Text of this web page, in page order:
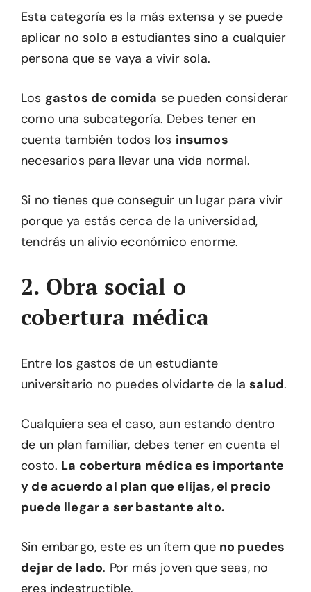
Esta categoría es la más extensa y se puede
aplicar no solo a estudiantes sino a cualquier
persona que se vaya a vivir sola.
Los gastos de comida se pueden considerar
como una subcategoría. Debes tener en
cuenta también todos los insumos
necesarios para llevar una vida normal.
Si no tienes que conseguir un lugar para vivir
porque ya estás cerca de la universidad,
tendrás un alivio económico enorme.
2. Obra social o
cobertura médica
Entre los gastos de un estudiante
universitario no puedes olvidarte de lasalud.
Cualquiera sea el caso, aun estando dentro
de un plan familiar, debes tener en cuenta el
costo. La cobertura médica es importante
y de acuerdo al plan que elijas, el precio
puede llegar a ser bastante alto.
Sin embargo, este es un ítem que no puedes
dejar de lado. Por más joven que seas, no
eres indestructible.